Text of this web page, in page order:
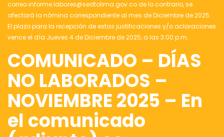
correo informe.labores@sedtolima.gov.co de lo contrario, se
afectará la nómina correspondiente al mes de Diciembre de 2025.
El plazo para la recepción de estas justificaciones y/o aclaraciones
vence el día Jueves 4 de Diciembre de 2025, a las 3:00 p.m.
COMUNICADO – DÍAS
NO LABORADOS –
NOVIEMBRE 2025 – En
el comunicado